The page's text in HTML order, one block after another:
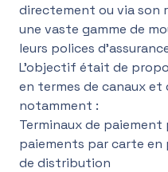
directement ou via son
une vaste gamme de
leurs polices
L’objectif était de
en termes de canaux et
notamment :
Terminaux de paiement
paiements par carte en
de distribution